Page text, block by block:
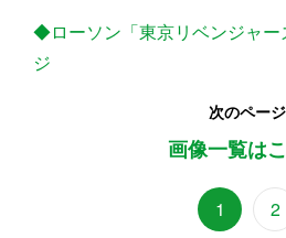
◆ローソン「東京リベンジャー
ジ
次のページ
画像一覧は
1 2